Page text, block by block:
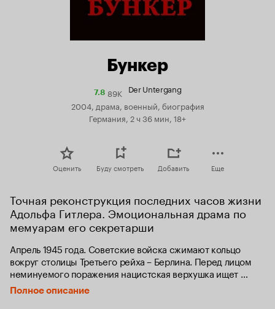
Бункер
7.8Рейтинг
7.8
89K Der Untergang
2004, драма, военный, биография
Германия, 2 ч 36 мин, 18+
Оценить Буду смотреть Добавить Еще
Точная реконструкция последних часов жизни
Адольфа Гитлера. Эмоциональная драма по
мемуарам его секретарши
Апрель 1945 года. Советские войска сжимают кольцо
вокруг столицы Третьего рейха – Берлина. Перед лицом
неминуемого поражения нацистская верхушка ищет
спасение в секретном бункере, не желая покидать
обезумевшего фюрера. Отвергнув предложения о побеге,
Полное описание